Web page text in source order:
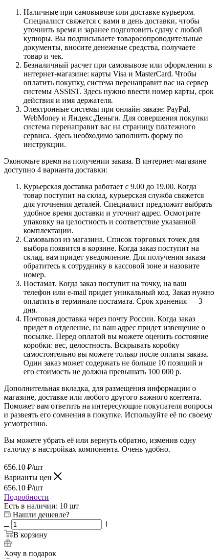
Наличные при самовывозе или доставке курьером.
Специалист свяжется с вами в день доставки, чтобы
уточнить время и заранее подготовить сдачу с любой
купюры. Вы подписываете товаросопроводительные
документы, вносите денежные средства, получаете
товар и чек.
Безналичный расчет при самовывозе или оформлении в
интернет-магазине: карты Visa и MasterCard. Чтобы
оплатить покупку, система перенаправит вас на сервер
системы ASSIST. Здесь нужно ввести номер карты, срок
действия и имя держателя.
Электронные системы при онлайн-заказе: PayPal,
WebMoney и Яндекс.Деньги. Для совершения покупки
система перенаправит вас на страницу платежного
сервиса. Здесь необходимо заполнить форму по
инструкции.
Экономьте время на получении заказа. В интернет-магазине
доступно 4 варианта доставки:
Курьерская доставка работает с 9.00 до 19.00. Когда
товар поступит на склад, курьерская служба свяжется
для уточнения деталей. Специалист предложит выбрать
удобное время доставки и уточнит адрес. Осмотрите
упаковку на целостность и соответствие указанной
комплектации.
Самовывоз из магазина. Список торговых точек для
выбора появится в корзине. Когда заказ поступит на
склад, вам придет уведомление. Для получения заказа
обратитесь к сотруднику в кассовой зоне и назовите
номер.
Постамат. Когда заказ поступит на точку, на ваш
телефон или e-mail придет уникальный код. Заказ нужно
оплатить в терминале постамата. Срок хранения — 3
дня.
Почтовая доставка через почту России. Когда заказ
придет в отделение, на ваш адрес придет извещение о
посылке. Перед оплатой вы можете оценить состояние
коробки: вес, целостность. Вскрывать коробку
самостоятельно вы можете только после оплаты заказа.
Один заказ может содержать не больше 10 позиций и
его стоимость не должна превышать 100 000 р.
Дополнительная вкладка, для размещения информации о
магазине, доставке или любого другого важного контента.
Поможет вам ответить на интересующие покупателя вопросы
и развеять его сомнения в покупке. Используйте её по своему
усмотрению.
Вы можете убрать её или вернуть обратно, изменив одну
галочку в настройках компонента. Очень удобно.
656.10 ₽/шт
Варианты цен
656.10 ₽/шт
Подробности
Есть в наличии: 10 шт
Нашли дешевле?
В корзину
Хочу в подарок